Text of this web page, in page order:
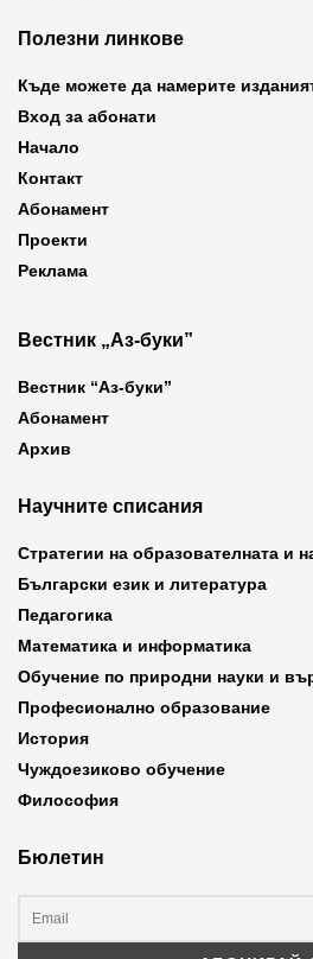
Полезни линкове
Къде можете да намерите
Вход за абонати
Начало
Контакт
Абонамент
Проекти
Реклама
Вестник „Аз-буки”
Вестник “Аз-буки”
Абонамент
Архив
Научните списания
Стратегии на образователната и
Български език и литература
Педагогика
Математика и информатика
Обучение по природни науки и
Професионално образование
История
Чуждоезиково обучение
Философия
Бюлетин